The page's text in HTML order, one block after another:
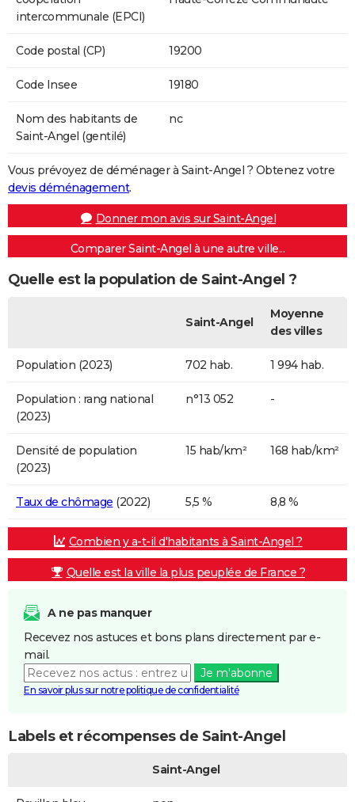
intercommunale (EPCI)
Code postal (CP) 19200
Code Insee 19180
Nom des habitants de
Saint-Angel (gentilé)
nc
Vous prévoyez de déménager à Saint-Angel ? Obtenez votre
devis déménagement.
Donner mon avis sur Saint-Angel
Comparer Saint-Angel à une autre ville...
Quelle est la population de Saint-Angel ?
Saint-Angel
Moyenne
des villes
Population (2023) 702 hab. 1 994 hab.
Population : rang national
(2023)
n°13 052 -
Densité de population
(2023)
15 hab/km² 168 hab/km²
Taux de chômage (2022) 5,5 % 8,8 %
Combien y a-t-il d'habitants à Saint-Angel ?
Quelle est la ville la plus peuplée de France ?
A ne pas manquer
Recevez nos astuces et bons plans directement par e-
mail.
Je m'abonne
En savoir plus sur notre politique de confidentialité
Labels et récompenses de Saint-Angel
Saint-Angel